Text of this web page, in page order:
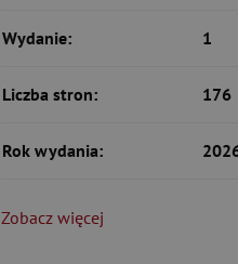
Wydanie: 1
Liczba stron: 176
Rok wydania:
Zobacz więcej